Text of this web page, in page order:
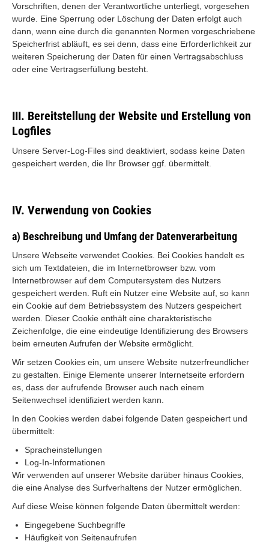
Vorschriften, denen der Verantwortliche unterliegt, vorgesehen
wurde. Eine Sperrung oder Löschung der Daten erfolgt auch
dann, wenn eine durch die genannten Normen vorgeschriebene
Speicherfrist abläuft, es sei denn, dass eine Erforderlichkeit zur
weiteren Speicherung der Daten für einen Vertragsabschluss
oder eine Vertragserfüllung besteht.
III. Bereitstellung der Website und Erstellung von
Logfiles
Unsere Server-Log-Files sind deaktiviert, sodass keine Daten
gespeichert werden, die Ihr Browser ggf. übermittelt.
IV. Verwendung von Cookies
a) Beschreibung und Umfang der Datenverarbeitung
Unsere Webseite verwendet Cookies. Bei Cookies handelt es
sich um Textdateien, die im Internetbrowser bzw. vom
Internetbrowser auf dem Computersystem des Nutzers
gespeichert werden. Ruft ein Nutzer eine Website auf, so kann
ein Cookie auf dem Betriebssystem des Nutzers gespeichert
werden. Dieser Cookie enthält eine charakteristische
Zeichenfolge, die eine eindeutige Identifizierung des Browsers
beim erneuten Aufrufen der Website ermöglicht.
Wir setzen Cookies ein, um unsere Website nutzerfreundlicher
zu gestalten. Einige Elemente unserer Internetseite erfordern
es, dass der aufrufende Browser auch nach einem
Seitenwechsel identifiziert werden kann.
In den Cookies werden dabei folgende Daten gespeichert und
übermittelt:
Spracheinstellungen
Log-In-Informationen
Wir verwenden auf unserer Website darüber hinaus Cookies,
die eine Analyse des Surfverhaltens der Nutzer ermöglichen.
Auf diese Weise können folgende Daten übermittelt werden:
Eingegebene Suchbegriffe
Häufigkeit von Seitenaufrufen